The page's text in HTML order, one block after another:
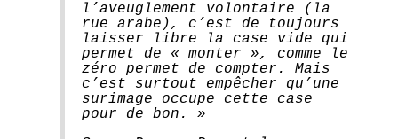
l’aveuglement volontaire (la
rue arabe), c’est de toujours
laisser libre la case vide qui
permet de « monter », comme le
zéro permet de compter. Mais
c’est surtout empêcher qu’une
surimage occupe cette case
pour de bon. »